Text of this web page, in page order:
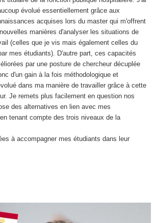
évolué essentiellement grâce aux
acquises lors du master qui m'offrent
manières d'analyser les situations de
(celles que je vis mais également celles du
mes étudiants). D'autre part, ces capacités
par une posture de chercheur décuplée
d'un gain à la fois méthodologique et
dans ma manière de travailler grâce à cette
Je remets plus facilement en question nos
des alternatives en lien avec mes
tenant compte des trois niveaux de la
à accompagner mes étudiants dans leur